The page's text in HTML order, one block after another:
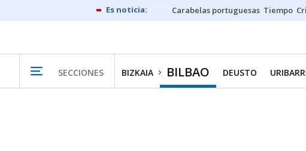
Carabelas portuguesas Tiempo
SECCIONES BIZKAIA BILBAO DEUSTO